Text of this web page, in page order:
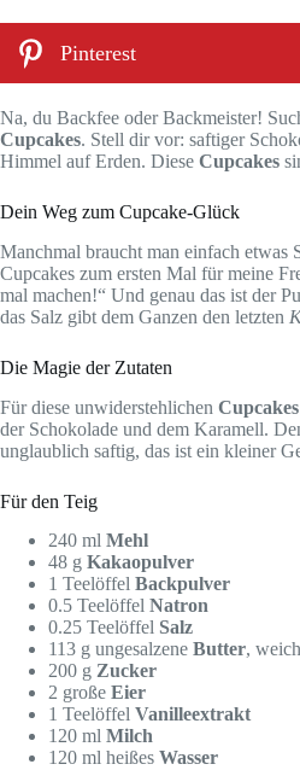
Pinterest
Na, du Backfee oder Backmeister!
Cupcakes. Stell dir vor: saftiger
Himmel auf Erden. Diese Cupcakes
Dein Weg zum Cupcake-Glück
Manchmal braucht man einfach etwas
Cupcakes zum ersten Mal für meine
mal machen!“ Und genau das ist der
das Salz gibt dem Ganzen den letzten
Die Magie der Zutaten
Für diese unwiderstehlichen Cupcakes
der Schokolade und dem Karamell.
unglaublich saftig, das ist ein kleiner
Für den Teig
240 ml Mehl
48 g Kakaopulver
1 Teelöffel Backpulver
0.5 Teelöffel Natron
0.25 Teelöffel Salz
113 g ungesalzene Butter, weich
200 g Zucker
2 große Eier
1 Teelöffel Vanilleextrakt
120 ml Milch
120 ml heißes Wasser